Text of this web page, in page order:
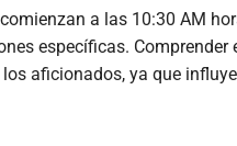
a las 10:30 AM
específicas.
aficionados, ya que